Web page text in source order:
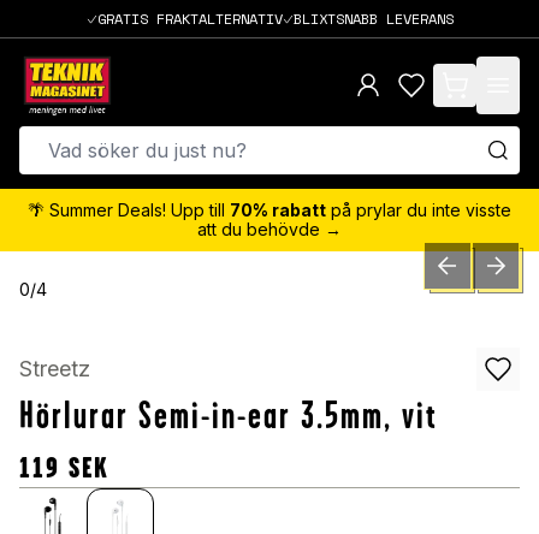
GRATIS FRAKTALTERNATIV BLIXTSNABB LEVERANS
items in cart,
🌴 Summer Deals! Upp till 70% rabatt på prylar du inte visste
att du behövde →
0/4 PREVIOUSNEXT
Streetz
Hörlurar Semi-in-ear 3.5mm, vit
119 SEK